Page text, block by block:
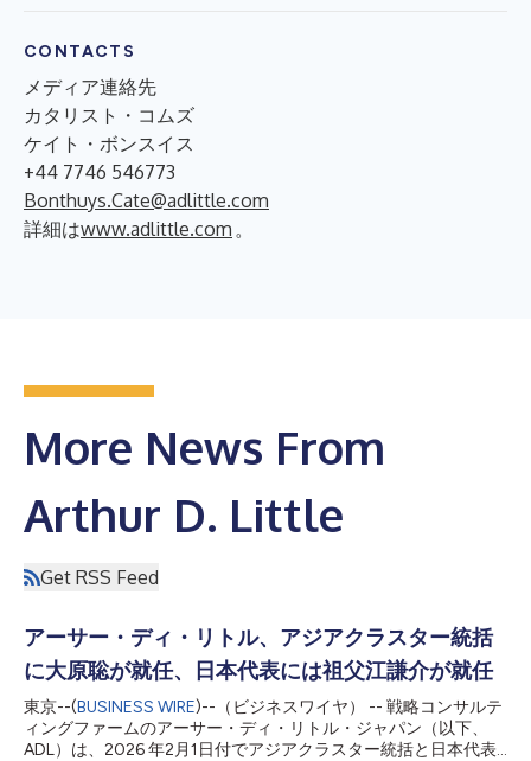
CONTACTS
メディア連絡先
カタリスト・コムズ
ケイト・ボンスイス
+44 7746 546773
Bonthuys.Cate@adlittle.com
詳細はwww.adlittle.com 。
More News From
Arthur D. Little
Get RSS Feed
アーサー・ディ・リトル、アジアクラスター統括
に大原聡が就任、日本代表には祖父江謙介が就任
東京--(BUSINESS WIRE)--（ビジネスワイヤ） -- 戦略コンサルテ
ィングファームのアーサー・ディ・リトル・ジャパン（以下、
ADL）は、2026 年2月1日付でアジアクラスター統括と日本代表